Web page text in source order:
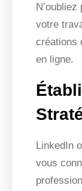
votre
créations
en ligne.
LinkedIn
vous